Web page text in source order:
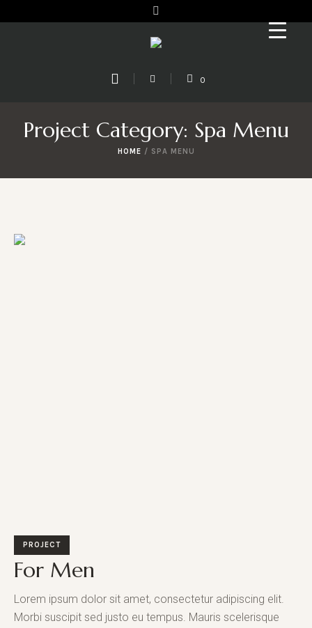
0
Project Category: Spa Menu
HOME / SPA MENU
PROJECT
For Men
Lorem ipsum dolor sit amet, consectetur adipiscing elit.
Morbi suscipit sed justo eu tempus. Mauris scelerisque